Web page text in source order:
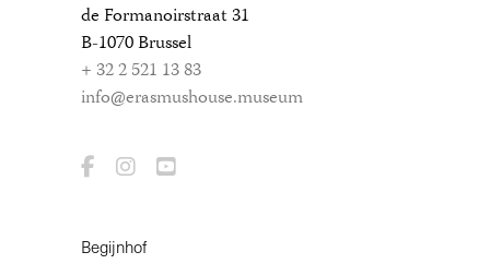
de Formanoirstraat 31
B-1070 Brussel
+ 32 2 521 13 83
info@erasmushouse.museum
Begijnhof